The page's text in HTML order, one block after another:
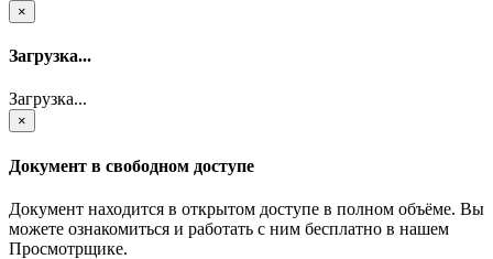
×
Загрузка...
Загрузка...
×
Документ в свободном доступе
Документ находится в открытом доступе в полном объёме. Вы
можете ознакомиться и работать с ним бесплатно в нашем
Просмотрщике.